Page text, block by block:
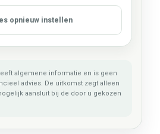
opnieuw instellen
algemene informatie en is geen
advies. De uitkomst zegt alleen
aansluit bij de door u gekozen